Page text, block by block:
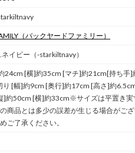
（バックヤードファミリー）
イビー（-starkiltnavy）
24cm [横]約35cm [マチ]約21cm[持ち手]
り [幅]約9cm [奥行]約17cm [高さ]約
]約50cm [横]約33cm※サイズは平置き実
商品とは多少の誤差が生じる場合がござ
ご了承ください。